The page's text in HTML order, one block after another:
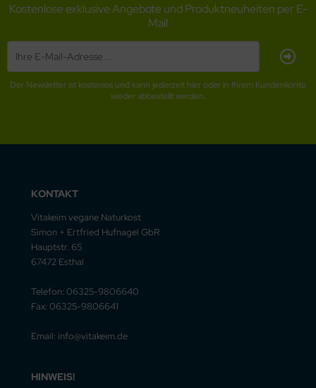
Kostenlose exklusive Angebote und Produktneuheiten per E-
Mail
Der Newsletter ist kostenlos und kann jederzeit hier oder in Ihrem Kundenkonto
wieder abbestellt werden.
KONTAKT
Vitakeim vegane Naturkost
Simon + Ertfried Hufnagel GbR
Hauptstr. 65
67472 Esthal
Telefon: 06325-9806640
Fax: 06325-9806641
Email: info@vitakeim.de
HINWEIS!